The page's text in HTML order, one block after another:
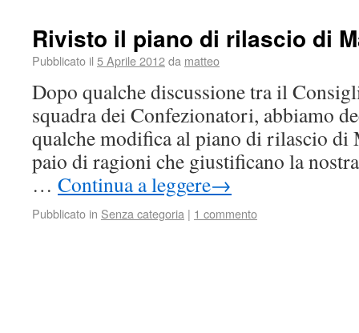
Rivisto il piano di rilascio di
Pubblicato il 5 Aprile 2012da matteo
Dopo qualche discussione tra il
squadra dei Confezionatori, abbiamo
qualche modifica al piano di rilascio di
paio di ragioni che giustificano la
… Continua a leggere→
Pubblicato in Senza categoria | 1 commento